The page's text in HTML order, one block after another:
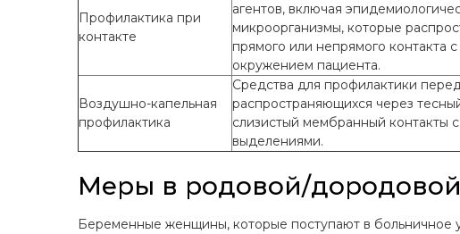
Профилактика при
контакте
агентов, включая
микроорганизмы, которые
прямого или непрямого контакта
окружением пациента.
Воздушно-капельная
профилактика
Средства для профилактики
распространяющихся через
слизистый мембранный контакты
выделениями.
Меры в родовой/
Беременные женщины, которые поступают в